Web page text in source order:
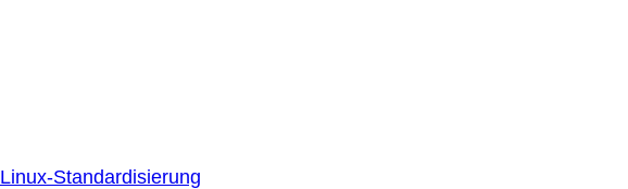
Linux-Standardisierung